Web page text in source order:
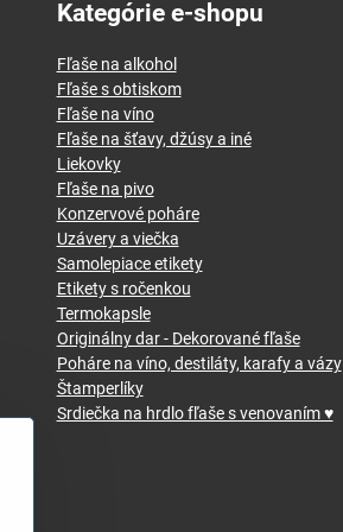
Kategórie e-shopu
Fľaše na alkohol
Fľaše s obtiskom
Fľaše na víno
Fľaše na šťavy, džúsy a iné
Liekovky
Fľaše na pivo
Konzervové poháre
Uzávery a viečka
Samolepiace etikety
Etikety s ročenkou
Termokapsle
Originálny dar - Dekorované fľaše
Poháre na víno, destiláty, karafy a vázy
Štamperlíky
Srdiečka na hrdlo fľaše s venovaním ♥